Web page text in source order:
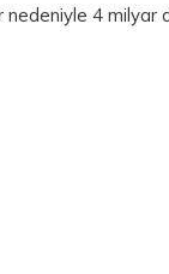
4 milyar